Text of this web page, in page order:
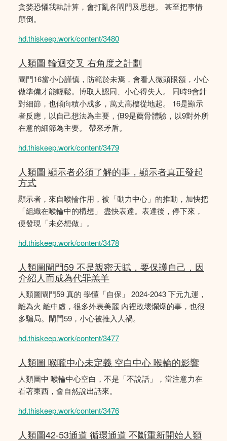
貪婪恐懼我執計算，會打亂各閘門及思想。 甚至把事情
顛倒。
hd.thiskeep.work/content/3480
人類圖 輪迴交叉 右角度之計劃
閘門16當小心謹慎，防範於未焉，會看人微頭眼額，小心
做準備才能輕鬆。博取人認同、小心得失人。 同時9會針
對細節，也傾向積小成多，萬丈高樓從地起。 16是顯示
者反應，以自己想法為主要，但9是薦骨體驗，以9對外所
在意的細節為主要。 帶來矛盾。
hd.thiskeep.work/content/3479
人類圖 顯示者必須了解的事，顯示者真正發起
方式
顯示者，來自喉輪作用，被「動力中心」的推動，加快把
「組織在喉輪中的構想」 盡快表達。表達後，停下來，
便發現「未必想做」。
hd.thiskeep.work/content/3478
人類圖閘門59 不是親密天賦，要保護自己，因
介紹人而成為代罪羔羊
人類圖閘門59 真的 學懂「自保」 2024-2043 下元九運，
離為火 離中虛，很多外表美麗 內裡敗壞爛爆的事，也很
多騙局。閘門59，小心被推入人禍。
hd.thiskeep.work/content/3477
人類圖 喉嚨中心未定義 空白中心 喉輪的影響
人類圖中 喉輪中心空白，不是「不說話」，當注意力在
看著東西，會自然說出話來。
hd.thiskeep.work/content/3476
人類圖42-53通道 循環通道 不斷重新開始人類